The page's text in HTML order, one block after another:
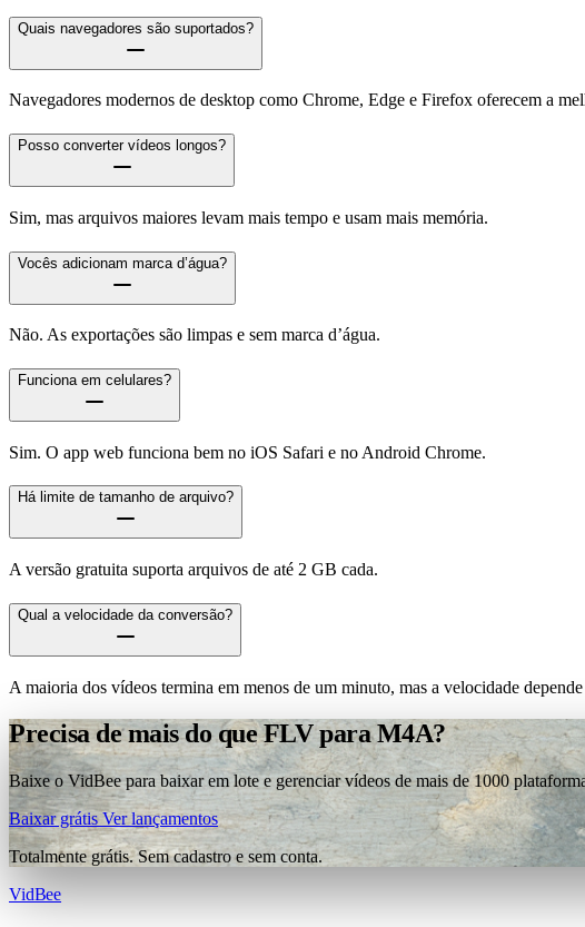
Quais navegadores são suportados?
Navegadores modernos de desktop como Chrome, Edge e Firefox oferecem a
Posso converter vídeos longos?
Sim, mas arquivos maiores levam mais tempo e usam mais memória.
Vocês adicionam marca d’água?
Não. As exportações são limpas e sem marca d’água.
Funciona em celulares?
Sim. O app web funciona bem no iOS Safari e no Android Chrome.
Há limite de tamanho de arquivo?
A versão gratuita suporta arquivos de até 2 GB cada.
Qual a velocidade da conversão?
A maioria dos vídeos termina em menos de um minuto, mas a velocidade
Precisa de mais do que FLV para M4A?
Baixe o VidBee para baixar em lote e gerenciar vídeos de mais de 1000
Baixar grátisVer lançamentos
Totalmente grátis. Sem cadastro e sem conta.
VidBee